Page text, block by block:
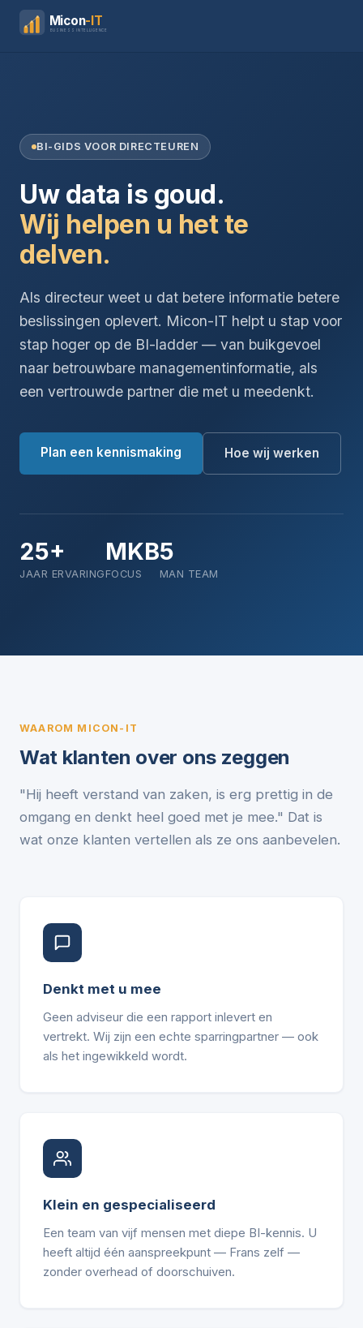
Micon-IT
BUSINESS INTELLIGENCE
BI-GIDS VOOR DIRECTEUREN
Uw data is goud.
Wij helpen u het te
delven.
Als directeur weet u dat betere informatie betere
beslissingen oplevert. Micon-IT helpt u stap voor
stap hoger op de BI-ladder — van buikgevoel
naar betrouwbare managementinformatie, als
een vertrouwde partner die met u meedenkt.
Plan een kennismaking Hoe wij werken
25+
JAAR ERVARING
MKB
FOCUS
5
MAN TEAM
WAAROM MICON-IT
Wat klanten over ons zeggen
"Hij heeft verstand van zaken, is erg prettig in de
omgang en denkt heel goed met je mee." Dat is
wat onze klanten vertellen als ze ons aanbevelen.
Denkt met u mee
Geen adviseur die een rapport inlevert en
vertrekt. Wij zijn een echte sparringpartner — ook
als het ingewikkeld wordt.
Klein en gespecialiseerd
Een team van vijf mensen met diepe BI-kennis. U
heeft altijd één aanspreekpunt — Frans zelf —
zonder overhead of doorschuiven.